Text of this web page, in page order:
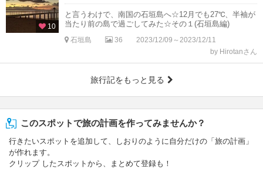
10
と言うわけで、南国の石垣島へ☆12月でも27℃、半袖が
当たり前の島で過ごしてみた☆その１(石垣島編)
石垣島 36
2023/12/09～2023/12/11
by Hirotanさん
旅行記をもっと見る
このスポットで旅の計画を作ってみませんか？
行きたいスポットを追加して、しおりのように自分だけの「旅の計画」
が作れます。
クリップ したスポットから、まとめて登録も！